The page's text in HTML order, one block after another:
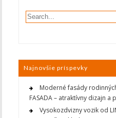
Najnovšie príspevky
Moderné fasády
FASADA – atraktívny dizajn a
Vysokozdvizny vozik od